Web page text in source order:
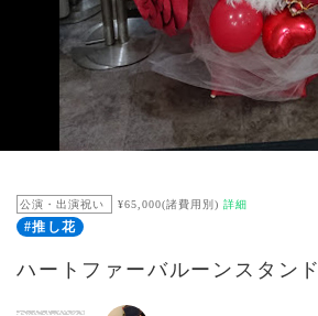
公演・出演祝い ¥65,000(諸費用別) 詳細
#推し花
ハートファーバルーンスタンド